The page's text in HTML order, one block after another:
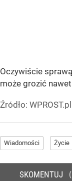
Oczywiście
może grozić
Źródło: WPROST.pl
Wiadomości Życie
SKOMENTUJ